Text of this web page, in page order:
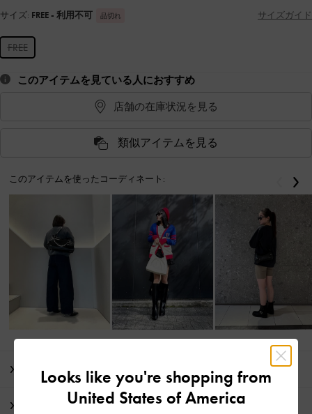
サイズ: FREE - 利用不可 品切れ サイズガイド
FREE
このアイテムを見ている人におすすめ
店舗の在庫状況を見る
類似アイテムを見る
このアイテムを使ったコーディネート: 戻る
商品説明
商品詳細 / お手入れ方法
Looks like you're shopping from
United States of America